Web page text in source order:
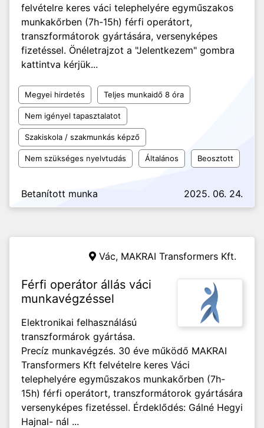
felvételre keres váci telephelyére egyműszakos
munkakőrben (7h-15h) férfi operátort,
transzformátorok gyártására, versenyképes
fizetéssel. Önéletrajzot a "Jelentkezem" gombra
kattintva kérjük...
Megyei hirdetés Teljes munkaidő 8 óra
Nem igényel tapasztalatot
Szakiskola / szakmunkás képző
Nem szükséges nyelvtudás Általános Beosztott
Betanított munka 2025. 06. 24.
Vác, MAKRAI Transformers Kft.
Férfi operátor állás váci
munkavégzéssel
Elektronikai felhasználású
transzformárok gyártása.
Precíz munkavégzés. 30 éve működő MAKRAI
Transformers Kft felvételre keres Váci
telephelyére egyműszakos munkakőrben (7h-
15h) férfi operátort, transzformátorok gyártására
versenyképes fizetéssel. Érdeklődés: Gálné Hegyi
Hajnal- nál ...